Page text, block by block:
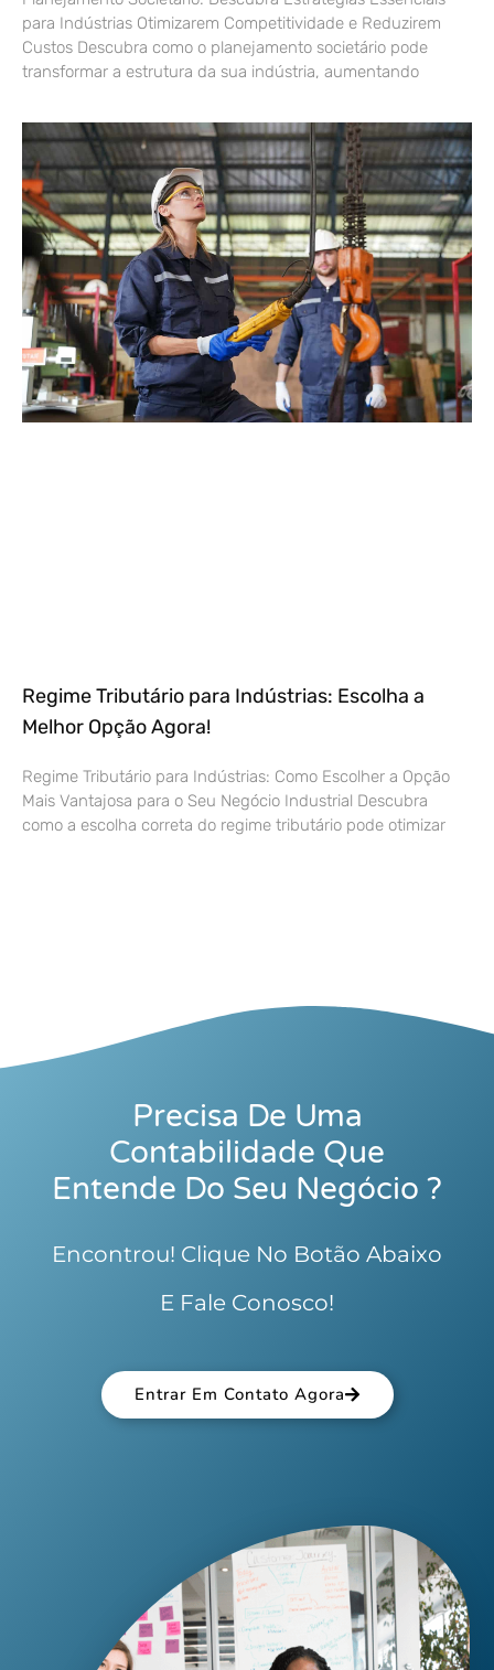
para Indústrias Otimizarem Competitividade e Reduzirem
Custos Descubra como o planejamento societário pode
transformar a estrutura da sua indústria, aumentando
Regime Tributário para Indústrias: Escolha a
Melhor Opção Agora!
Regime Tributário para Indústrias: Como Escolher a Opção
Mais Vantajosa para o Seu Negócio Industrial Descubra
como a escolha correta do regime tributário pode otimizar
Precisa De Uma
Contabilidade Que
Entende Do Seu Negócio ?
Encontrou! Clique No Botão Abaixo
E Fale Conosco!
Entrar Em Contato Agora